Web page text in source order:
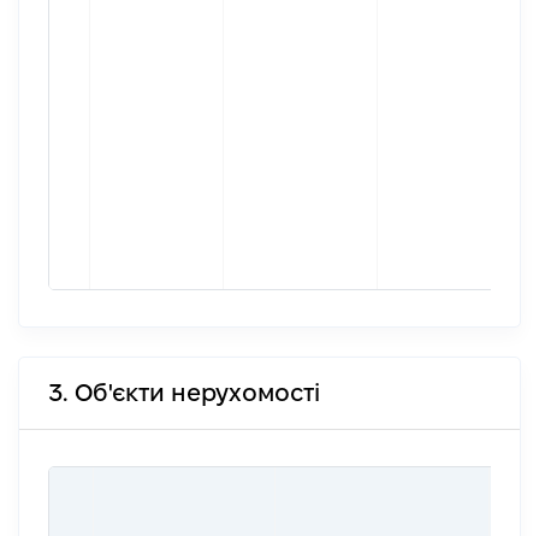
3. Об'єкти нерухомості